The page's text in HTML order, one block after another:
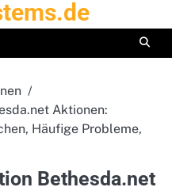
Aktionen:
Häufige Probleme,
Bethesda.net